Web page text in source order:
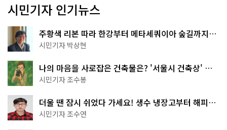
시민기자 인기뉴스
주황색 리본 따라 한강부터 메타세쿼이아 숲길까지…
서울둘레길 15코스
시민기자 박상현
나의 마음을 사로잡은 건축물은? '서울시 건축상' 수
상작 공개!
시민기자 조수봉
더울 땐 잠시 쉬었다 가세요! 생수 냉장고부터 해피소
·무더위쉼터까지
시민기자 조수연